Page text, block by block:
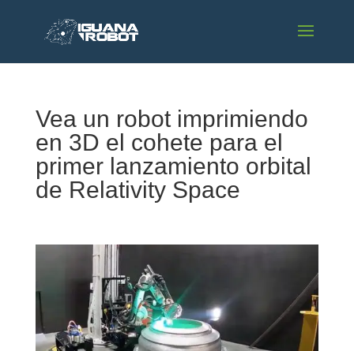
Vea un robot imprimiendo
en 3D el cohete para el
primer lanzamiento orbital
de Relativity Space